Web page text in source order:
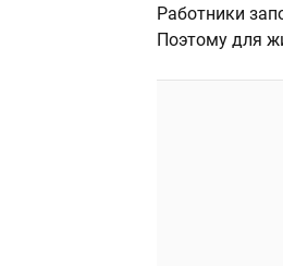
Работники
Поэтому для